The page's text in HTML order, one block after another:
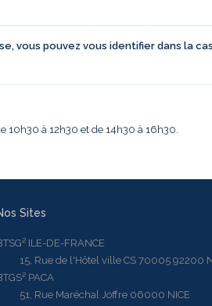
vous pouvez vous identifier dans la
10h30 à 12h30 et de 14h30 à 16h30.
Sites
ILE-DE-FRANCE
15, Rue de l'Hôtel ville CS 70005 92200
PACA
51, Rue Maréchal Joffre 06000 NICE